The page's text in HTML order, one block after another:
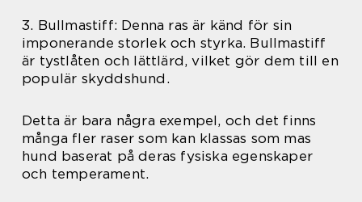
3. Bullmastiff: Denna ras är känd för sin
imponerande storlek och styrka. Bullmastiff
är tystlåten och lättlärd, vilket gör dem till en
populär skyddshund.
Detta är bara några exempel, och det finns
många fler raser som kan klassas som mas
hund baserat på deras fysiska egenskaper
och temperament.